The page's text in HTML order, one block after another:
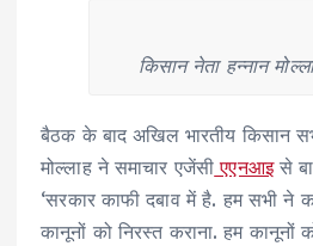
किसान नेता हन्नान
बैठक के बाद अखिल भारतीय किसान
मोल्लाह ने समाचार एजेंसी एएनआइसे
‘सरकार काफी दबाव में है. हम सभी ने
कानूनों को निरस्त कराना. हम कानूनों